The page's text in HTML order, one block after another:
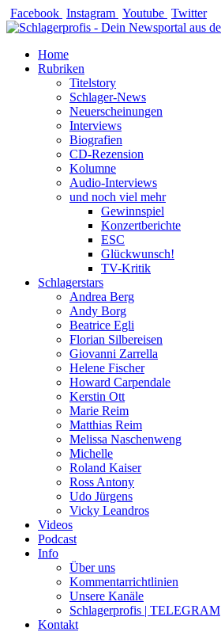
Zum
Inhalt
Facebook Instagram Youtube Twitter
Home
Rubriken
Titelstory
Schlager-News
Neuerscheinungen
Interviews
Biografien
CD-Rezension
Kolumne
Audio-Interviews
und noch viel mehr
Gewinnspiel
Konzertberichte
ESC
Glückwunsch!
TV-Kritik
Schlagerstars
Andrea Berg
Andy Borg
Beatrice Egli
Florian Silbereisen
Giovanni Zarrella
Helene Fischer
Howard Carpendale
Kerstin Ott
Marie Reim
Matthias Reim
Melissa Naschenweng
Michelle
Roland Kaiser
Ross Antony
Udo Jürgens
Vicky Leandros
Videos
Podcast
Info
Über uns
Kommentarrichtlinien
Unsere Kanäle
Schlagerprofis | TELEGRAM
Kontakt